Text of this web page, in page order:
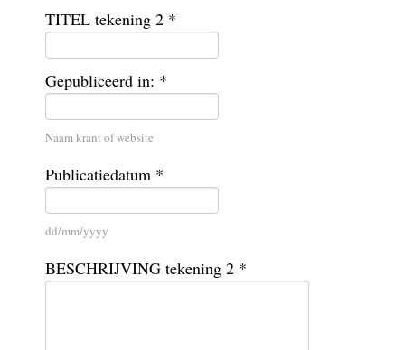
TITEL tekening 2 *
Gepubliceerd in: *
Naam krant of website
Publicatiedatum *
dd/mm/yyyy
BESCHRIJVING tekening 2 *